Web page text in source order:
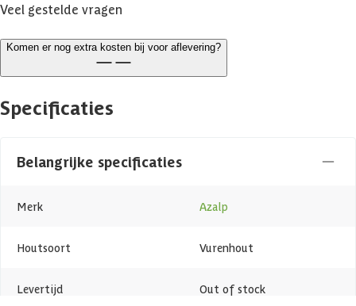
Veel gestelde vragen
Komen er nog extra kosten bij voor aflevering?
Specificaties
Belangrijke specificaties
Merk Azalp
Houtsoort Vurenhout
Levertijd Out of stock